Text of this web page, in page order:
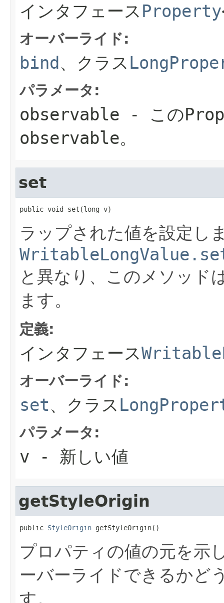
インタフェースProperty
オーバーライド:
bind、クラス
パラメータ:
observable - この
observable。
set
public void set(long v)
ラップされた値を設定し
と異なり、このメソッド
ます。
定義:
インタフェース
オーバーライド:
set、クラス
パラメータ:
v - 新しい値
getStyleOrigin
public StyleOrigin getStyleOrigin()
プロパティの値の元を示
ーバーライドできるかど
す。